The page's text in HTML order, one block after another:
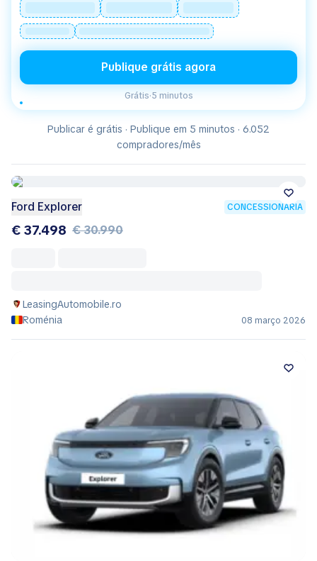
Publique grátis agora
Grátis·5 minutos
Publicar é grátis · Publique em 5 minutos · 6.052
compradores/mês
Ford Explorer CONCESSIONÁRIA
€ 37.498 € 30.990
LeasingAutomobile.ro
Roménia
08 março 2026